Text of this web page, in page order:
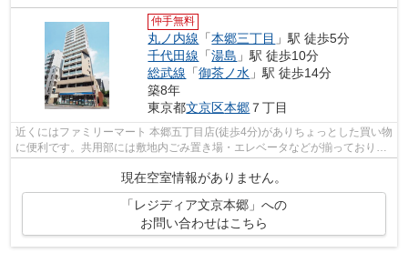
仲手無料
丸ノ内線 「本郷三丁目 」駅 徒歩5分
千代田線 「湯島 」駅 徒歩10分
総武線 「御茶ノ水 」駅 徒歩14分
築8年
東京都文京区本郷 ７丁目
近くにはファミリーマート 本郷五丁目店(徒歩4分)がありちょっとした買い物
に便利です。共用部には敷地内ごみ置き場・エレベータなどが揃っており、
現在空室情報がありません。
「レジディア文京本郷」への
お問い合わせはこちら